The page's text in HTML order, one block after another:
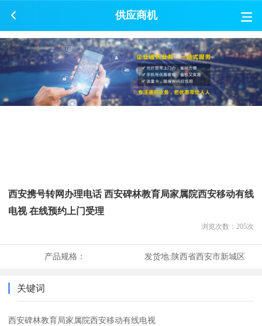
供应商机
西安携号转网办理电话 西安碑林教育局家属院西安移动有线
电视 在线预约上门受理
浏览次数： 205次
产品规格： 发货地:陕西省西安市新城区
关键词
西安碑林教育局家属院西安移动有线电视